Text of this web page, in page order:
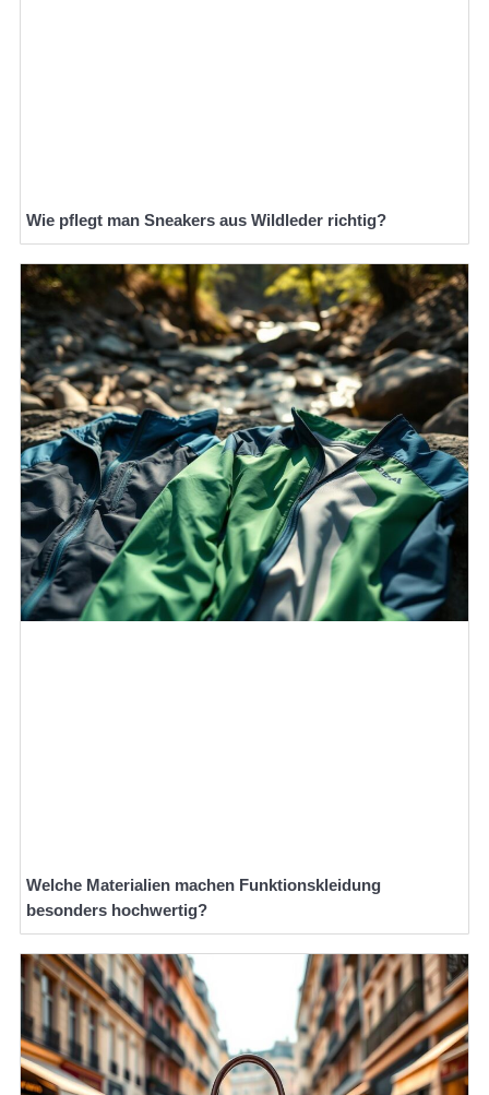
Wie pflegt man Sneakers aus Wildleder richtig?
Welche Materialien machen Funktionskleidung
besonders hochwertig?